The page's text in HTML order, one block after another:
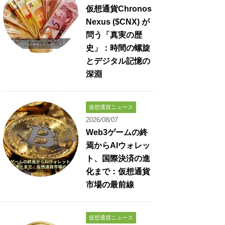
仮想通貨Chronos
Nexus ($CNX) が
問う「真実の歴
史」：時間の螺旋
とデジタル記憶の
深淵
仮想通貨ニュース
2026/08/07
Web3ゲームの終
焉からAIウォレッ
ト、国際決済の進
化まで：仮想通貨
市場の最前線
仮想通貨ニュース